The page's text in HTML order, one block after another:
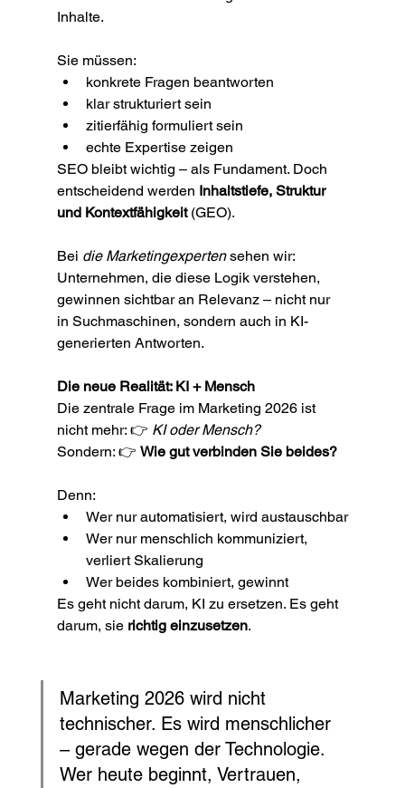
Inhalte.
Sie müssen:
konkrete Fragen beantworten
klar strukturiert sein
zitierfähig formuliert sein
echte Expertise zeigen
SEO bleibt wichtig – als Fundament. Doch
entscheidend werden Inhaltstiefe, Struktur
und Kontextfähigkeit (GEO).
Bei die Marketingexperten sehen wir:
Unternehmen, die diese Logik verstehen,
gewinnen sichtbar an Relevanz – nicht nur
in Suchmaschinen, sondern auch in KI-
generierten Antworten.
Die neue Realität: KI + Mensch
Die zentrale Frage im Marketing 2026 ist
nicht mehr: 👉 KI oder Mensch?
Sondern: 👉 Wie gut verbinden Sie beides?
Denn:
Wer nur automatisiert, wird austauschbar
Wer nur menschlich kommuniziert,
verliert Skalierung
Wer beides kombiniert, gewinnt
Es geht nicht darum, KI zu ersetzen. Es geht
darum, sie richtig einzusetzen.
Marketing 2026 wird nicht
technischer. Es wird menschlicher
– gerade wegen der Technologie.
Wer heute beginnt, Vertrauen,